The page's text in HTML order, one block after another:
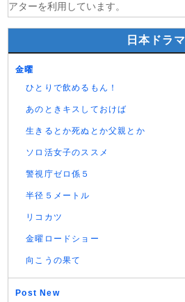
アターを利用しています。
日本ドラマ
金曜
ひとりで飲めるもん！
あのときキスしておけば
生きるとか死ぬとか父親とか
ソロ活女子のススメ
警視庁ゼロ係５
半径５メートル
リコカツ
金曜ロードショー
向こうの果て
Post New